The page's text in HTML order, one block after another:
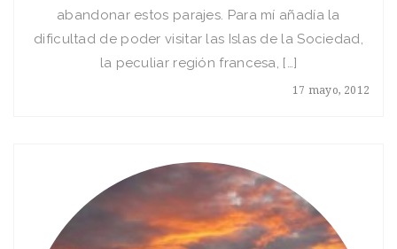
17 mayo, 2012
abandonar estos parajes. Para mí añadía la
dificultad de poder visitar las Islas de la Sociedad,
la peculiar región francesa, […]